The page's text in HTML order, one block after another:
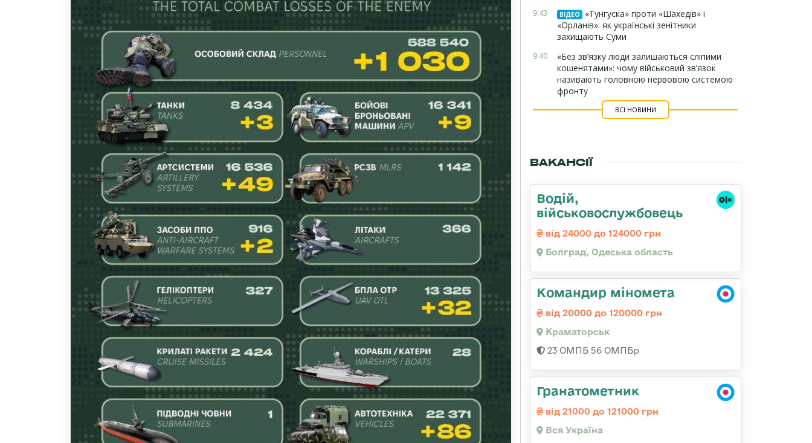
9:43 ВІДЕО
«Тунгуска» проти «Шахедів» і
«Орланів»: як українські зенітники
захищають Суми
9:40
«Без зв’язку люди залишаються сліпими
кошенятами»: чому військовий зв’язок
називають головною нервовою системою
фронту
ВСІ НОВИНИ
ВАКАНСІЇ
Водій,
військовослужбовець
від 24000 до 124000 грн
Болград, Одеська область
Командир міномета
від 20000 до 120000 грн
Краматорськ
23 ОМПБ 56 ОМПБр
Гранатометник
від 21000 до 121000 грн
Вся Україна